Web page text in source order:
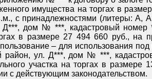
имущества на торгах в
с принадлежностями (литеры: А,
Д***, дом № ***, кадастровый номер
в размере 27 494 660 руб., на
– для использования под
район, ул. Д***, дом № ***,
участка на торгах в размере
с действующим законодательством.